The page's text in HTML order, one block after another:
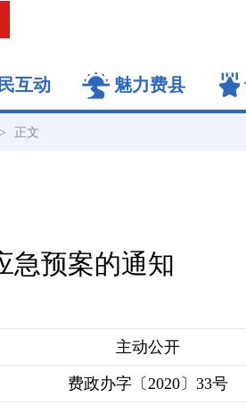
互动 魅力费县
正文
急预案的通知
主动公开
费政办字〔2020〕33号